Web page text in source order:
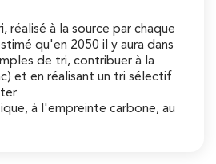
à la source par chaque
qu'en 2050 il y aura dans
de tri, contribuer à la
et en réalisant un tri sélectif
à l'empreinte carbone, au